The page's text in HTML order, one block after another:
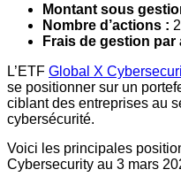
Montant sous
Nombre d’actions :
Frais de gestion par
L’ETF Global X
se positionner sur un
ciblant des entreprises au
cybersécurité.
Voici les principales
Cybersecurity au 3 mars